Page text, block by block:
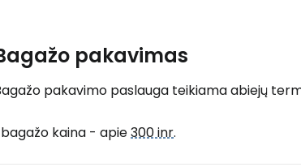
pakavimas
pakavimo paslauga teikiama abiejų
bagažo kaina - apie300 inr.